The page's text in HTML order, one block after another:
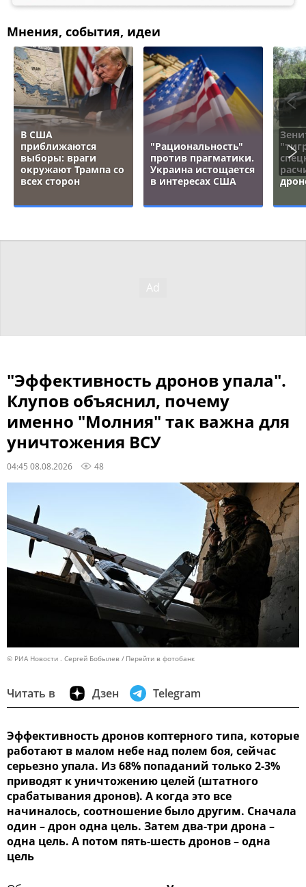
Мнения, события, идеи
В США
приближаются
выборы: враги
окружают Трампа со
всех сторон
"Рациональность"
против прагматики.
Украина истощается
в интересах США
"Эффективность дронов упала".
Клупов объяснил, почему
именно "Молния" так важна для
уничтожения ВСУ
04:45 08.08.2026 48
© РИА Новости . Сергей Бобылев Перейти в фотобанк
Читать в Дзен Telegram
Эффективность дронов коптерного типа, которые
работают в малом небе над полем боя, сейчас
серьезно упала. Из 68% попаданий только 2-3%
приводят к уничтожению целей (штатного
срабатывания дронов). А когда это все
начиналось, соотношение было другим. Сначала
один – дрон одна цель. Затем два-три дрона –
одна цель. А потом пять-шесть дронов – одна
цель